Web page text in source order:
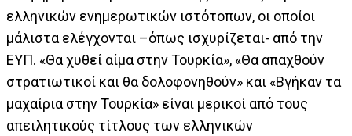
ελληνικών ενημερωτικών ιστότοπων, οι οποίοι
μάλιστα ελέγχονται –όπως ισχυρίζεται- από την
ΕΥΠ. «Θα χυθεί αίμα στην Τουρκία», «Θα απαχθούν
στρατιωτικοί και θα δολοφονηθούν» και «Βγήκαν τα
μαχαίρια στην Τουρκία» είναι μερικοί από τους
απειλητικούς τίτλους των ελληνικών